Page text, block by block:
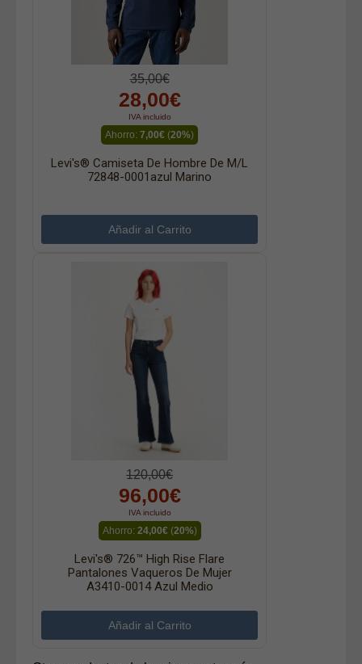
35,00€
28,00€
IVA incluido
Ahorro: 7,00€ (20%)
Levi's® Camiseta De Hombre De M/l
72848-0001azul Marino
120,00€
96,00€
IVA incluido
Ahorro: 24,00€(20%)
Levi's® 726™ High Rise Flare
Pantalones Vaqueros De Mujer
A3410-0014 Azul Medio